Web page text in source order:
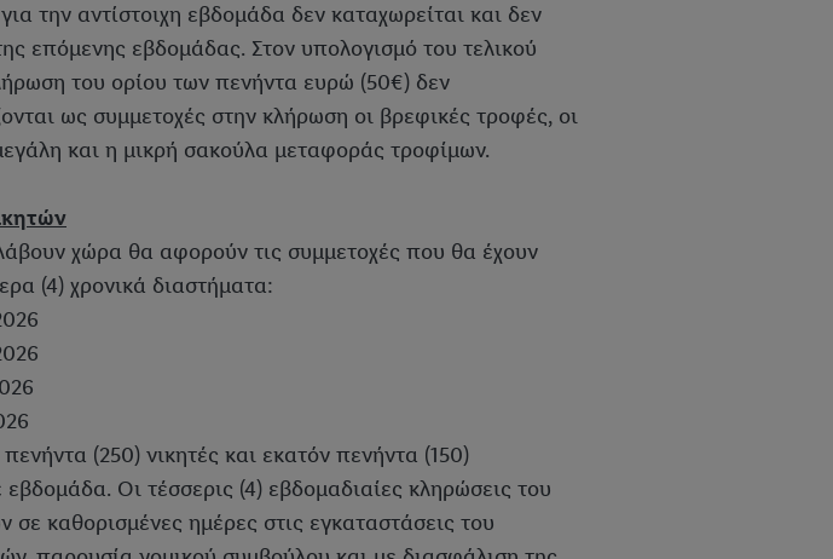
την αντίστοιχη εβδομάδα δεν καταχωρείται και δεν
επόμενης εβδομάδας. Στον υπολογισμό του τελικού
του ορίου των πενήντα ευρώ (50€) δεν
ως συμμετοχές στην κλήρωση οι βρεφικές τροφές, οι
και η μικρή σακούλα μεταφοράς τροφίμων.
χώρα θα αφορούν τις συμμετοχές που θα έχουν
(4) χρονικά διαστήματα:
(250) νικητές και εκατόν πενήντα (150)
Οι τέσσερις (4) εβδομαδιαίες κληρώσεις του
καθορισμένες ημέρες στις εγκαταστάσεις του